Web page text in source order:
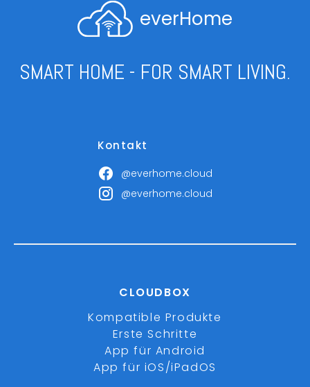
everHome
SMART HOME - FOR SMART LIVING.
Kontakt
@everhome.cloud
@everhome.cloud
CLOUDBOX
Kompatible Produkte
Erste Schritte
App für Android
App für iOS/iPadOS